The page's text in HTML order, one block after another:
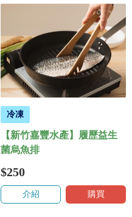
冷凍
【新竹嘉豐水產】履歷益生
菌烏魚排
$250
介紹 購買